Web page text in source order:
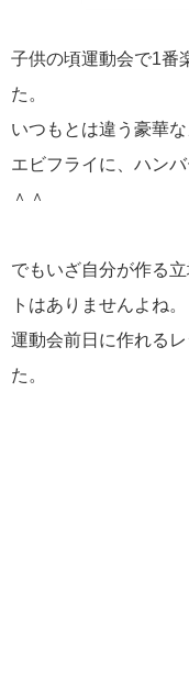
子供の頃運動会で1番
た。
いつもとは違う豪華な
エビフライに、ハン
＾＾
でもいざ自分が作る
トはありませんよね。
運動会前日に作れる
た。